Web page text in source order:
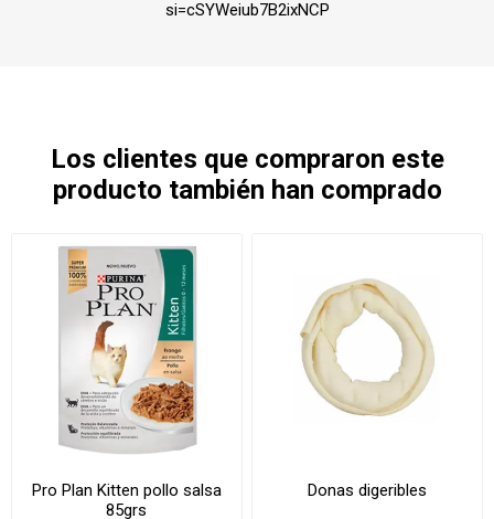
si=cSYWeiub7B2ixNCP
Los clientes que compraron este
producto también han comprado
Pro Plan Kitten pollo salsa
85grs
Donas digeribles